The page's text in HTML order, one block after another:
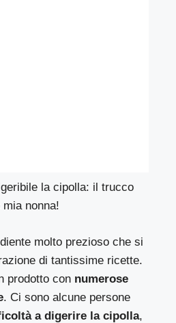
la cipolla: il trucco
nonna!
molto prezioso che si
di tantissime ricette.
prodotto con numerose
. Ci sono alcune persone
a digerire la cipolla,